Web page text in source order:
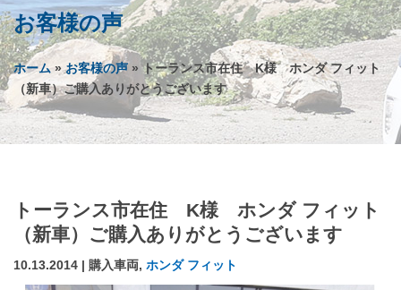
お客様の声
ホーム»お客様の声 » トーランス市在住 K様 ホンダ フィット
（新車）ご購入ありがとうございます
トーランス市在住 K様 ホンダ フィット
（新車）ご購入ありがとうございます
10.13.2014 | 購入車両, ホンダ フィット